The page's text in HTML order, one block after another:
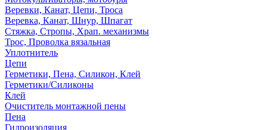
Веревки, Канат, Цепи, Троса
Веревка, Канат, Шнур, Шпагат
Стяжка, Стропы, Храп. механизмы
Трос, Проволка вязальная
Уплотнитель
Цепи
Герметики, Пена, Силикон, Клей
Герметики/Силиконы
Клей
Очиститель монтажной пены
Пена
Гидроизоляция